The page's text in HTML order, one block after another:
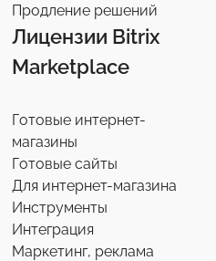
Продление решений
Лицензии Bitrix
Marketplace
Готовые интернет-
магазины
Готовые сайты
Для интернет-магазина
Инструменты
Интеграция
Маркетинг, реклама